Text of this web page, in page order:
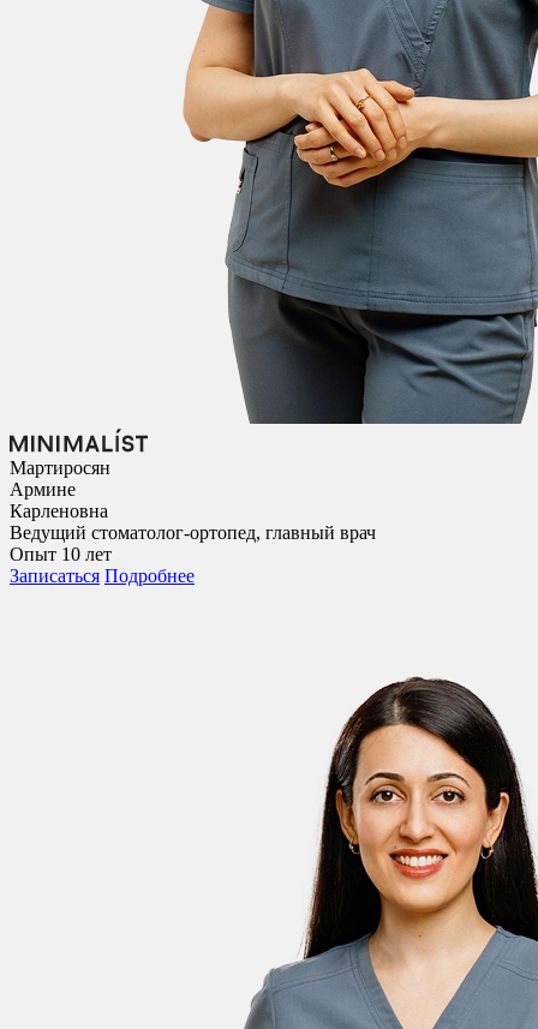
Мартиросян
Армине
Карленовна
Ведущий стоматолог-ортопед, главный врач
Опыт 10 лет
Записаться Подробнее